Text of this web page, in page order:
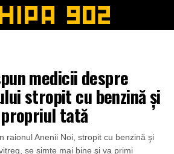
medicii despre
stropit cu benzină şi
tată
raionul Anenii Noi, stropit cu benzină şi
se simte mai bine şi va primi